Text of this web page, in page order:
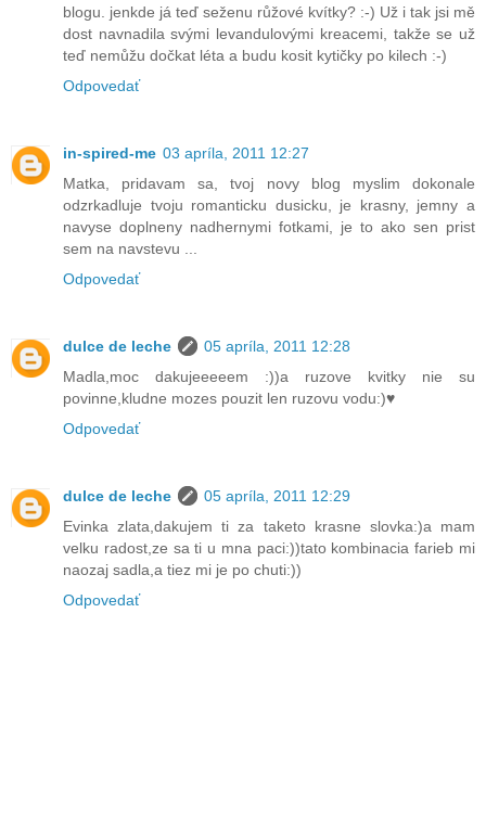
blogu. jenkde já teď seženu růžové kvítky? :-) Už i tak jsi mě
dost navnadila svými levandulovými kreacemi, takže se už
teď nemůžu dočkat léta a budu kosit kytičky po kilech :-)
Odpovedať
in-spired-me 03 apríla, 2011 12:27
Matka, pridavam sa, tvoj novy blog myslim dokonale
odzrkadluje tvoju romanticku dusicku, je krasny, jemny a
navyse doplneny nadhernymi fotkami, je to ako sen prist
sem na navstevu ...
Odpovedať
dulce de leche
05 apríla, 2011 12:28
Madla,moc dakujeeeeem :))a ruzove kvitky nie su
povinne,kludne mozes pouzit len ruzovu vodu:)♥
Odpovedať
dulce de leche
05 apríla, 2011 12:29
Evinka zlata,dakujem ti za taketo krasne slovka:)a mam
velku radost,ze sa ti u mna paci:))tato kombinacia farieb mi
naozaj sadla,a tiez mi je po chuti:))
Odpovedať